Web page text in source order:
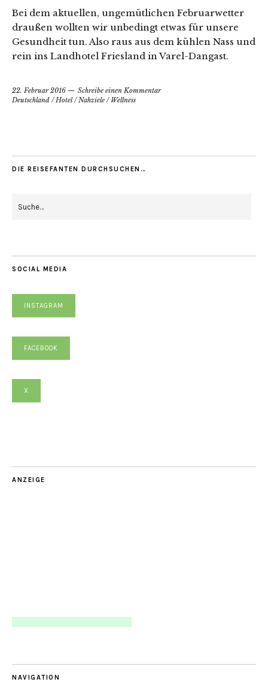
Bei dem aktuellen, ungemütlichen Februarwetter
draußen wollten wir unbedingt etwas für unsere
Gesundheit tun. Also raus aus dem kühlen Nass und
rein ins Landhotel Friesland in Varel-Dangast.
22. Februar 2016
Schreibe einen Kommentar
Deutschland /Hotel/Nahziele / Wellness
DIE REISEFANTEN DURCHSUCHEN…
SOCIAL MEDIA
INSTAGRAM
FACEBOOK
X
ANZEIGE
NAVIGATION